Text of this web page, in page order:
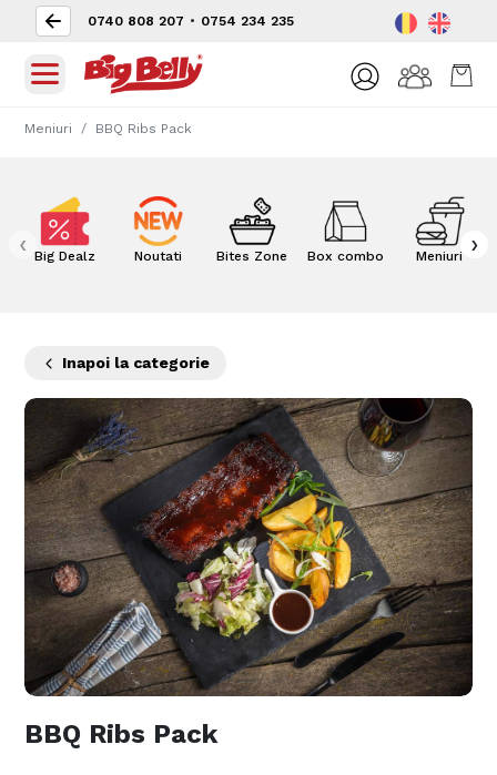
0740 808 207 • 0754 234 235
Meniuri BBQ Ribs Pack
Big Dealz Noutati Bites Zone Box combo
Meniuri
‹ ›
Inapoi la categorie
BBQ Ribs Pack